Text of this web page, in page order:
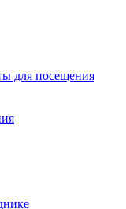
для посещения